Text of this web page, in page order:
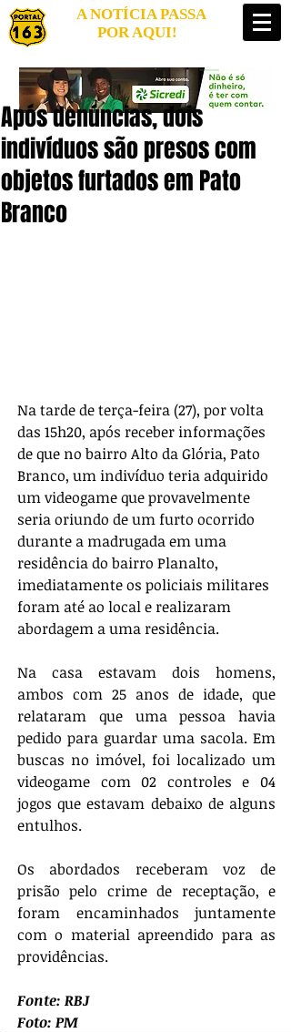
A NOTÍCIA PASSA
POR AQUI!
Após denúncias, dois
indivíduos são presos com
objetos furtados em Pato
Branco
Na tarde de terça-feira (27), por volta
das 15h20, após receber informações
de que no bairro Alto da Glória, Pato
Branco, um indivíduo teria adquirido
um videogame que provavelmente
seria oriundo de um furto ocorrido
durante a madrugada em uma
residência do bairro Planalto,
imediatamente os policiais militares
foram até ao local e realizaram
abordagem a uma residência.
Na casa estavam dois homens,
ambos com 25 anos de idade, que
relataram que uma pessoa havia
pedido para guardar uma sacola. Em
buscas no imóvel, foi localizado um
videogame com 02 controles e 04
jogos que estavam debaixo de alguns
entulhos.
Os abordados receberam voz de
prisão pelo crime de receptação, e
foram encaminhados juntamente
com o material apreendido para as
providências.
Fonte: RBJ
Foto: PM